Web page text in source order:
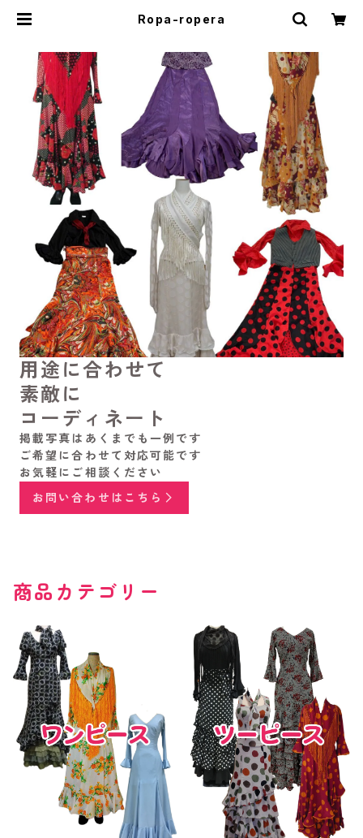
Ropa-ropera
用途に合わせて
素敵に
コーディネート
掲載写真はあくまでも一例です
ご希望に合わせて対応可能です
お気軽にご相談ください
お問い合わせはこちら
商品カテゴリー